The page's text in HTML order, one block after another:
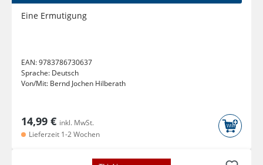
Eine Ermutigung
EAN:9783786730637
Sprache: Deutsch
Von/Mit: Bernd Jochen Hilberath
14,99 € inkl. MwSt.
Lieferzeit 1-2 Wochen